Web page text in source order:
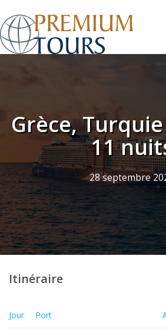
Grèce,
11
28 septembre
Itinéraire
Jour Port